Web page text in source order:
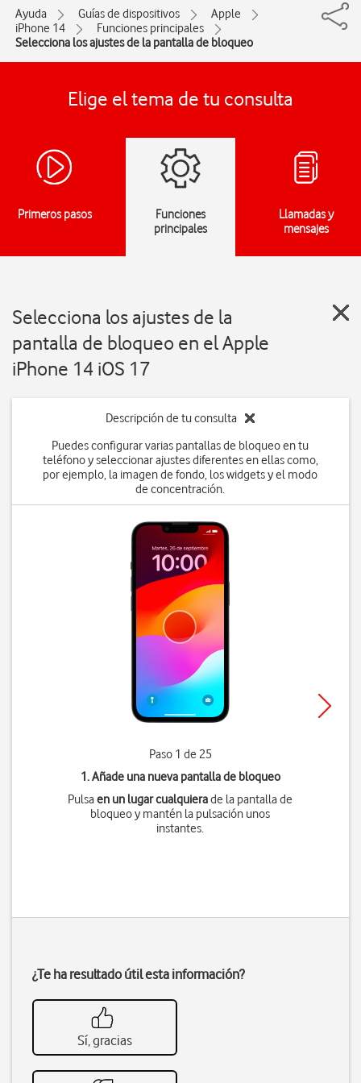
Ayuda Guías de dispositivos
Apple
iPhone 14
Funciones principales
Selecciona los ajustes de la pantalla de bloqueo
Elige el tema de tu consulta
Primeros pasos
Funciones
principales
Llamadas y
mensajes
Selecciona los ajustes de la
pantalla de bloqueo en el Apple
iPhone 14 iOS 17
Descripción de tu consulta
Puedes configurar varias pantallas de bloqueo en tu
teléfono y seleccionar ajustes diferentes en ellas como,
por ejemplo, la imagen de fondo, los widgets y el modo
de concentración.
Paso 1 de 25
1. Añade una nueva pantalla de bloqueo
Pulsaen un lugar cualquierade la pantalla de
bloqueo y mantén la pulsación unos
instantes.
¿Te ha resultado útil esta información?
Sí, gracias